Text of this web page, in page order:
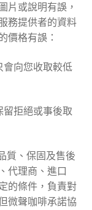
片或說明有誤，
務提供者的資料
價格有誤：
向您收取較低
拒絕或事後取
質、保固及售後
代理商、進口
的條件，負責對
微聲咖啡承諾協